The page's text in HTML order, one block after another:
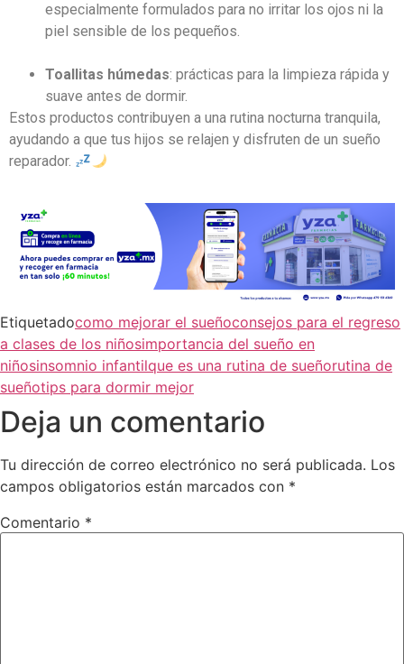
especialmente formulados para no irritar los ojos ni la
piel sensible de los pequeños.
Toallitas húmedas: prácticas para la limpieza rápida y
suave antes de dormir.
Estos productos contribuyen a una rutina nocturna tranquila,
ayudando a que tus hijos se relajen y disfruten de un sueño
reparador.
Etiquetadocomo mejorar el sueñoconsejos para el regreso
a clases de los niñosimportancia del sueño en
niñosinsomnio infantilque es una rutina de sueñorutina de
sueñotips para dormir mejor
Deja un comentario
Tu dirección de correo electrónico no será publicada. Los
campos obligatorios están marcados con *
Comentario *